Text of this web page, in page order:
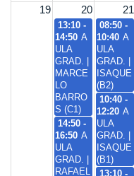
13:10 -
14:50 A
ULA
GRAD. |
MARCE
LO
BARRO
S (C1)
14:50 -
16:50 A
ULA
GRAD. |
RAFAEL
08:50 -
10:40 A
ULA
GRAD. |
ISAQUE
(B2)
10:40 -
12:20 A
ULA
GRAD. |
ISAQUE
(B1)
13:10 -
19 20 21